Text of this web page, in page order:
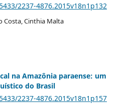
2237-4876.2015v18n1p132
Costa, Cinthia Malta
na Amazônia paraense: um
do Brasil
2237-4876.2015v18n1p157